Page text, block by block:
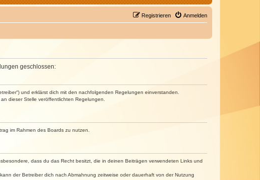
Anmelden
Registrieren
geschlossen:
und erklärst dich mit den nachfolgenden Regelungen einverstanden.
dieser Stelle veröffentlichten Regelungen.
im Rahmen des Boards zu nutzen.
dass du das Recht besitzt, die in deinen Beiträgen verwendeten Links und
der Betreiber dich nach Abmahnung zeitweise oder dauerhaft von der Nutzung